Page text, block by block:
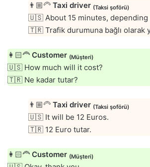
👨🏼‍🦳 Taxi driver (Taksi şoförü)
🇺🇸 About 15 minutes, depending
🇹🇷 Trafik durumuna bağlı olarak
👩🏻‍🦰 Customer (Müşteri)
🇺🇸 How much will it cost?
🇹🇷 Ne kadar tutar?
👨🏼‍🦳 Taxi driver (Taksi şoförü)
🇺🇸 It will be 12 Euros.
🇹🇷 12 Euro tutar.
👩🏻‍🦰 Customer (Müşteri)